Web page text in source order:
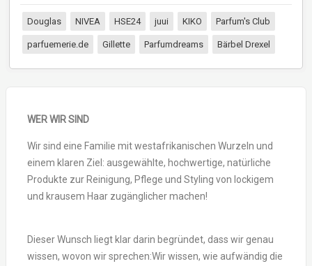
Douglas NIVEA HSE24 juui KIKO Parfum's Club
parfuemerie.de Gillette Parfumdreams Bärbel Drexel
WER WIR SIND
Wir sind eine Familie mit westafrikanischen Wurzeln und
einem klaren Ziel: ausgewählte, hochwertige, natürliche
Produkte zur Reinigung, Pflege und Styling von lockigem
und krausem Haar zugänglicher machen!
Dieser Wunsch liegt klar darin begründet, dass wir genau
wissen, wovon wir sprechen:Wir wissen, wie aufwändig die